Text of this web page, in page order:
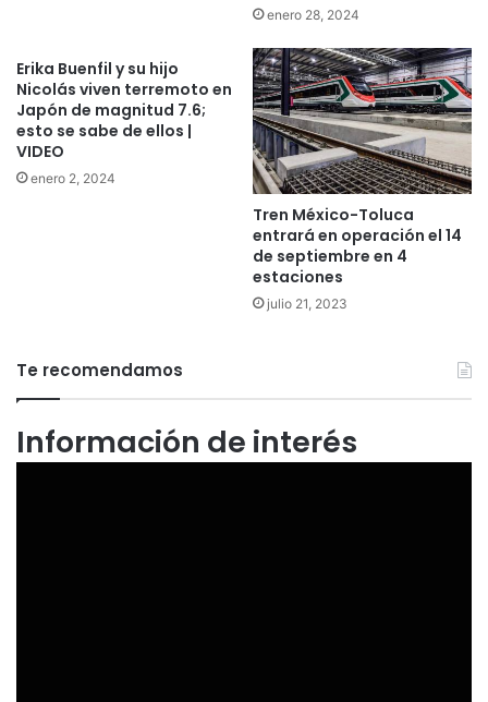
enero 28, 2024
Erika Buenfil y su hijo
Nicolás viven terremoto en
Japón de magnitud 7.6;
esto se sabe de ellos |
VIDEO
enero 2, 2024
Tren México-Toluca
entrará en operación el 14
de septiembre en 4
estaciones
julio 21, 2023
Te recomendamos
Información de interés